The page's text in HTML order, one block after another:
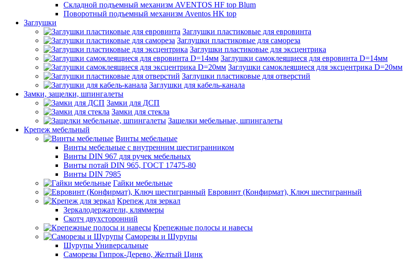
Складной подъемный механизм AVENTOS HF top Blum
Поворотный подъемный механизм Aventos HK top
Заглушки
Заглушки пластиковые для евровинта
Заглушки пластиковые для самореза
Заглушки пластиковые для эксцентрика
Заглушки самоклеящиеся для евровинта D=14мм
Заглушки самоклеящиеся для эксцентрика D=20мм
Заглушки пластиковые для отверстий
Заглушки для кабель-канала
Замки, защелки, шпингалеты
Замки для ДСП
Замки для стекла
Защелки мебельные, шпингалеты
Крепеж мебельный
Винты мебельные
Винты мебельные с внутренним шестигранником
Винты DIN 967 для ручек мебельных
Винты потай DIN 965, ГОСТ 17475-80
Винты DIN 7985
Гайки мебельные
Евровинт (Конфирмат), Ключ шестигранный
Крепеж для зеркал
Зеркалодержатели, кляммеры
Скотч двухсторонний
Крепежные полосы и навесы
Саморезы и Шурупы
Шурупы Универсальные
Саморезы Гипрок-Дерево, Желтый Цинк